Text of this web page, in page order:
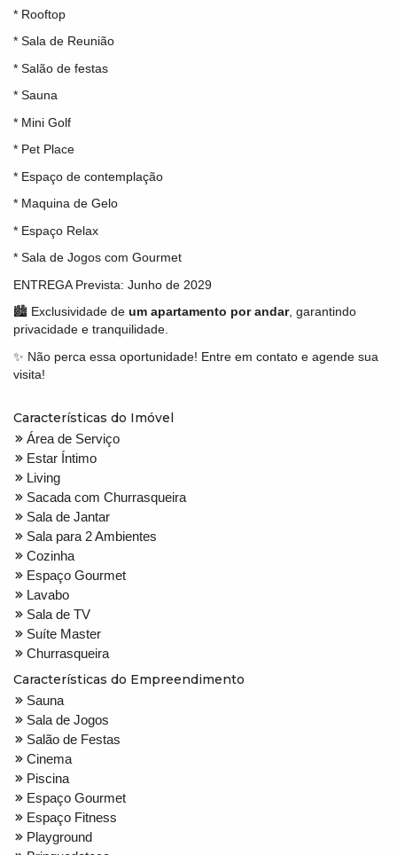
* Rooftop
* Sala de Reunião
* Salão de festas
* Sauna
* Mini Golf
* Pet Place
* Espaço de contemplação
* Maquina de Gelo
* Espaço Relax
* Sala de Jogos com Gourmet
ENTREGA Prevista: Junho de 2029
🏙️ Exclusividade de um apartamento por andar, garantindo
privacidade e tranquilidade.
✨ Não perca essa oportunidade! Entre em contato e agende sua
visita!
Características do Imóvel
Área de Serviço
Estar Íntimo
Living
Sacada com Churrasqueira
Sala de Jantar
Sala para 2 Ambientes
Cozinha
Espaço Gourmet
Lavabo
Sala de TV
Suíte Master
Churrasqueira
Características do Empreendimento
Sauna
Sala de Jogos
Salão de Festas
Cinema
Piscina
Espaço Gourmet
Espaço Fitness
Playground